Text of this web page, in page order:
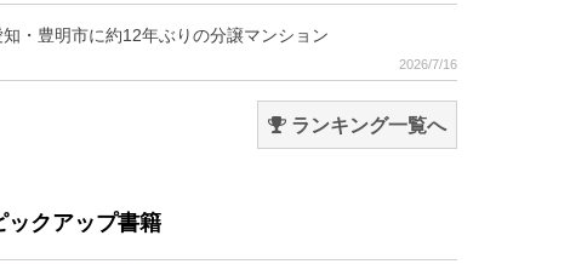
知・豊明市に約12年ぶりの分譲マンション
2026/7/16
ランキング一覧へ
ックアップ書籍